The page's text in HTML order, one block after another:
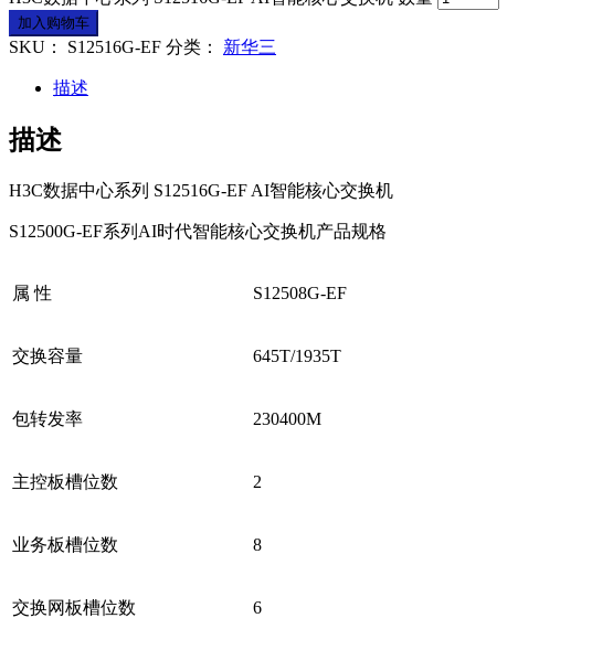
加入购物车
SKU： S12516G-EF 分类： 新华三
描述
描述
H3C数据中心系列 S12516G-EF AI智能核心交换机
S12500G-EF系列AI时代智能核心交换机产品规格
属 性 S12508G-EF
交换容量 645T/1935T
包转发率 230400M
主控板槽位数 2
业务板槽位数 8
交换网板槽位数 6